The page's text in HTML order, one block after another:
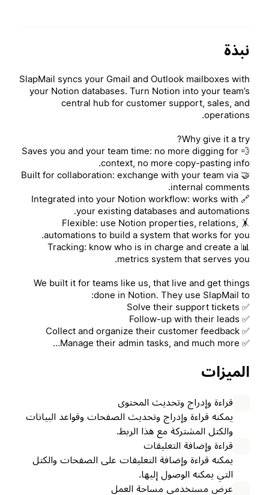
نبذة
SlapMail syncs your Gmail and Outlook mailboxes with
your Notion databases. Turn Notion into your team’s
central hub for customer support, sales, and
operations.
Why give it a try?
💨 Saves you and your team time: no more digging for
context, no more copy-pasting info.
🤝 Built for collaboration: exchange with your team via
internal comments.
🔗 Integrated into your Notion workflow: works with
your existing databases and automations.
🤸 Flexible: use Notion properties, relations,
automations to build a system that works for you.
📊 Tracking: know who is in charge and create a
metrics system that serves you.
We built it for teams like us, that live and get things
done in Notion. They use SlapMail to:
✅ Solve their support tickets
✅ Follow-up with their leads
✅ Collect and organize their customer feedback
✅ Manage their admin tasks, and much more…
الميزات
قراءة وإدراج وتحديث المحتوى
يمكنه قراءة وإدراج وتحديث الصفحات وقواعد البيانات
والكتل المشتركة مع هذا الربط.
قراءة وإضافة التعليقات
يمكنه قراءة وإضافة التعليقات على الصفحات والكتل
التي يمكنه الوصول إليها.
عرض مستخدمي مساحة العمل